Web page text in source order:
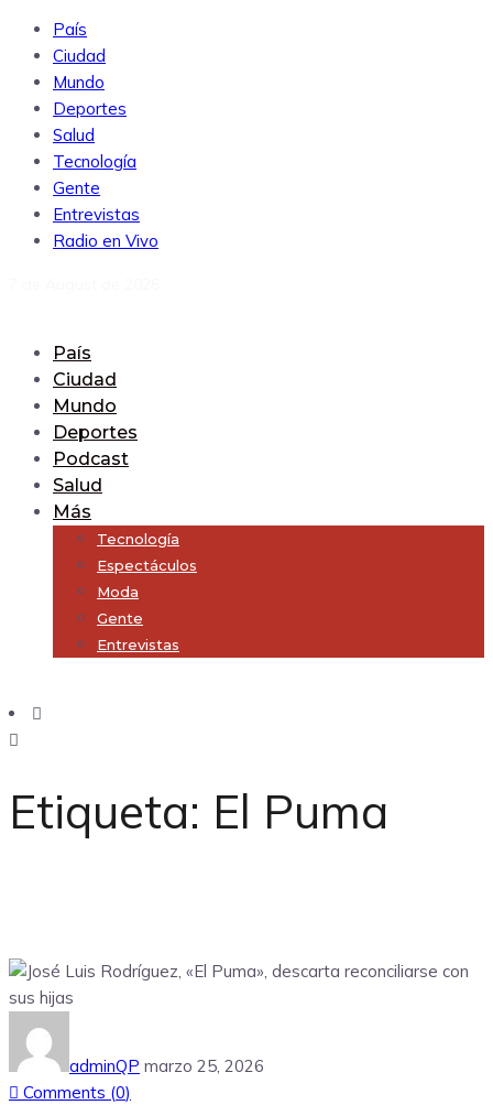
País
Ciudad
Mundo
Deportes
Salud
Tecnología
Gente
Entrevistas
Radio en Vivo
País
Ciudad
Mundo
Deportes
Podcast
Salud
Más
Tecnología
Espectáculos
Moda
Gente
Entrevistas
Etiqueta: El Puma
adminQP marzo 25, 2026
Comments (0)